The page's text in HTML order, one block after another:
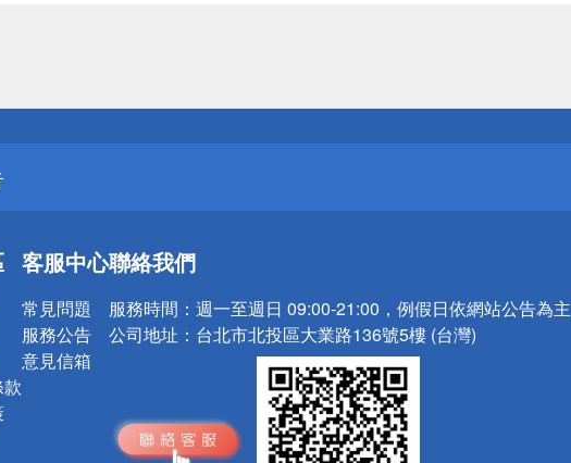
請小心！
請小心！
客服中心
常見問題
服務公告
意見信箱
聯絡我們
服務時間： 週一至週日 09:00-21:00，例假日依網站公告為主
公司地址： 台北市北投區大業路136號5樓 (台灣)